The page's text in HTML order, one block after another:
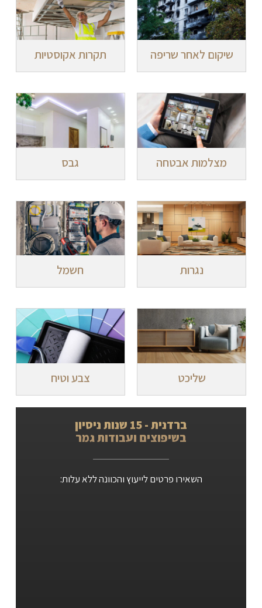
שיקום לאחר שריפה תקרות אקוסטיות
מצלמות אבטחה גבס
נגרות חשמל
שליכט צבע וטיח
ברדנית - 15 שנות ניסיון
בשיפוצים ועבודות גמר
השאירו פרטים לייעוץ והכוונה ללא עלות: